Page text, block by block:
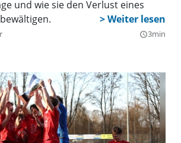
und wie sie den Verlust eines
query_builder3min